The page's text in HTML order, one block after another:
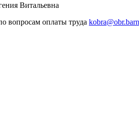
Витальевна
вопросам оплаты труда